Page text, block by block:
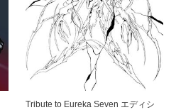
Tribute to Eureka Seven エディシ